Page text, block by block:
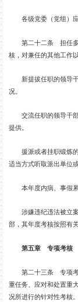
各级党委（党组）应
第二十二条 担任多
核，对兼任的其他工作
新提拔任职的领导干
况。
交流任职的领导干部
提供。
援派或者挂职锻炼的
适当方式听取派出单位
本年度内病、事假累
涉嫌违纪违法被立案
部，其年度考核按照有
第五章 专项考核
第二十三条 专项考
重任务、应对和处置重
况所进行的针对性考核。